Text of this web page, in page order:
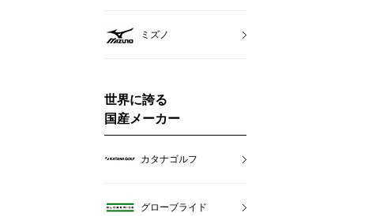
ミズノ
世界に誇る
国産メーカー
カタナゴルフ
グローブライド